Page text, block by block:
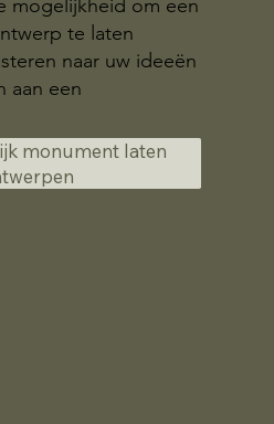
mogelijkheid om een
te laten
naar uw ideeën
aan een
monument laten